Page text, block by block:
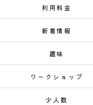
利用料金
新着情報
趣味
ワークショップ
少人数